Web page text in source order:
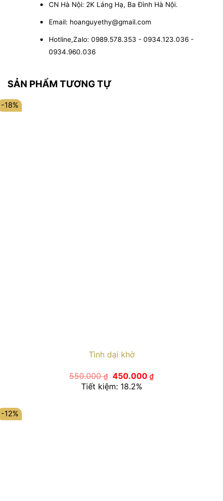
CN Hà Nội: 2K Láng Hạ, Ba Đình Hà Nội.
Email: hoanguyethy@gmail.com
Hotline,Zalo: 0989.578.353 - 0934.123.036 -
0934.960.036
SẢN PHẨM TƯƠNG TỰ
-18%
Tình dại khờ
550.000₫ Giá
gốc
là:
450.000₫Giá
Tiết kiệm: 18.2%
-12%